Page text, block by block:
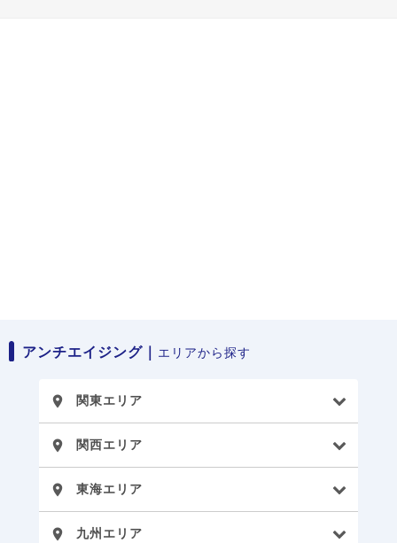
アンチエイジング｜ エリアから探す
place 関東エリア
place 関西エリア
place 東海エリア
place 九州エリア